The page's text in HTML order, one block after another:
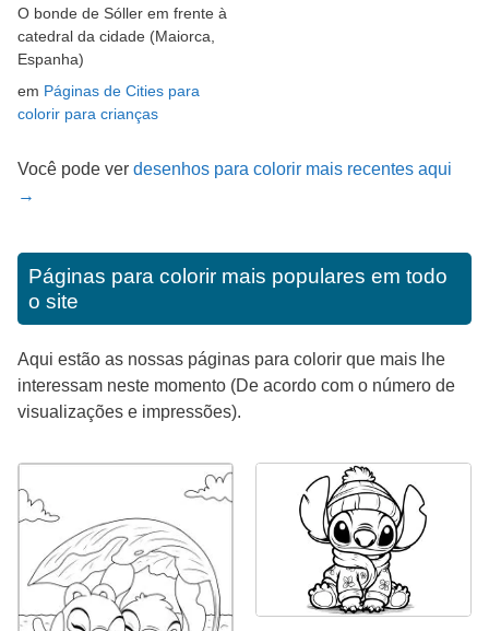
O bonde de Sóller em frente à
catedral da cidade (Maiorca,
Espanha)
em Páginas de Cities para
colorir para crianças
Você pode ver desenhos para colorir mais recentes aqui
→
Páginas para colorir mais populares em todo
o site
Aqui estão as nossas páginas para colorir que mais lhe
interessam neste momento (De acordo com o número de
visualizações e impressões).